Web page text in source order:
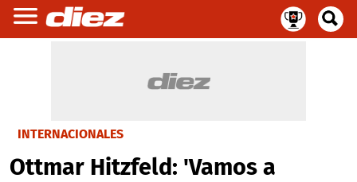
INTERNACIONALES
Ottmar Hitzfeld: 'Vamos a